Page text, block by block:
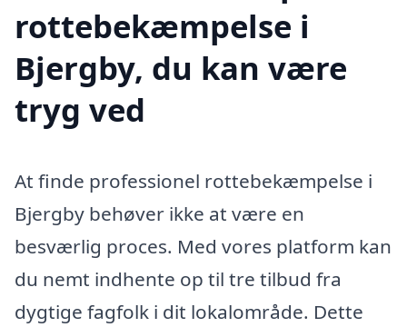
rottebekæmpelse i
Bjergby, du kan være
tryg ved
At finde professionel rottebekæmpelse i
Bjergby behøver ikke at være en
besværlig proces. Med vores platform kan
du nemt indhente op til tre tilbud fra
dygtige fagfolk i dit lokalområde. Dette